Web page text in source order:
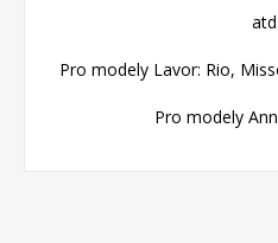
atd.
Pro modely Lavor: Rio,
Pro modely